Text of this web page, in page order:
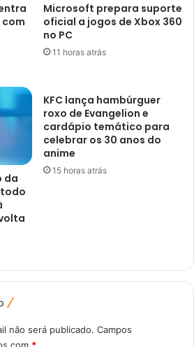
Microsoft prepara suporte
oficial a jogos de Xbox 360
no PC
11 horas atrás
da
KFC lança hambúrguer
roxo de Evangelion e
cardápio temático para
celebrar os 30 anos do
anime
15 horas atrás
não será publicado. Campos